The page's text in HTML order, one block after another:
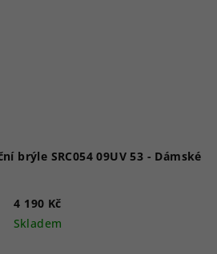
Roberto Cavalli sluneční brýle SRC054 09UV 53 - Dámské
4 190 Kč
Skladem